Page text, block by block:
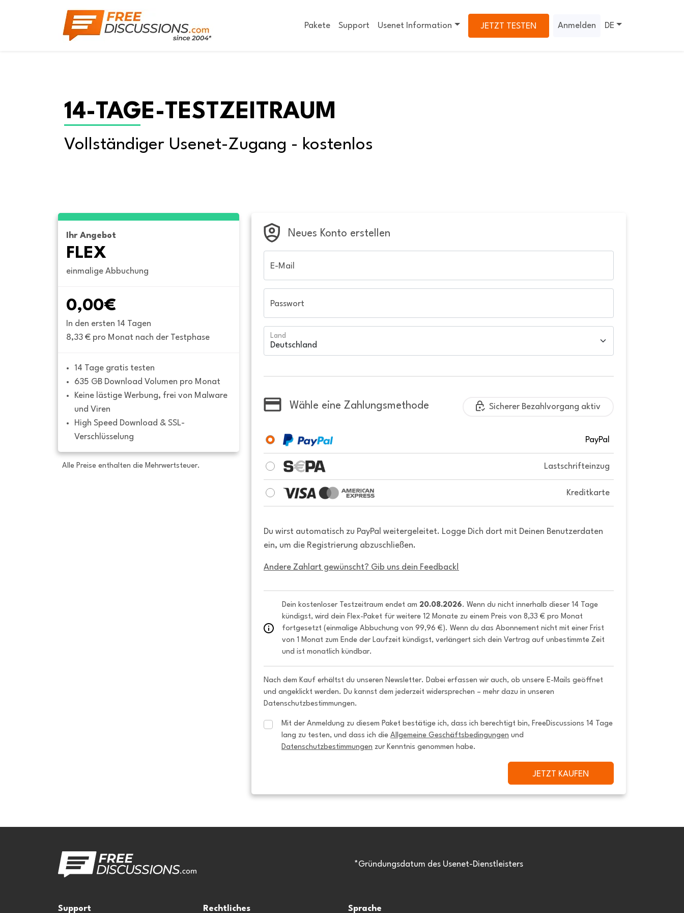
Pakete Support Usenet Information JETZT TESTEN Anmelden DE
14-TAGE-TESTZEITRAUM
Vollständiger Usenet-Zugang - kostenlos
Ihr Angebot
FLEX
einmalige Abbuchung
0,00€
In den ersten 14 Tagen
8,33 € pro Monat nach der Testphase
14 Tage gratis testen
635 GB Download Volumen pro Monat
Keine lästige Werbung, frei von Malware
und Viren
High Speed Download & SSL-
Verschlüsselung
Alle Preise enthalten die Mehrwertsteuer.
Neues Konto erstellen
E-Mail
Passwort
Land
Wähle eine Zahlungsmethode Sicherer Bezahlvorgang aktiv
PayPal
Lastschrifteinzug
Kreditkarte
Du wirst automatisch zu PayPal weitergeleitet. Logge Dich dort mit Deinen Benutzerdaten
ein, um die Registrierung abzuschließen.
Andere Zahlart gewünscht? Gib uns dein Feedback!
Dein kostenloser Testzeitraum endet am 20.08.2026. Wenn du nicht innerhalb dieser 14 Tage
kündigst, wird dein Flex-Paket für weitere 12 Monate zu einem Preis von 8,33 € pro Monat
fortgesetzt (einmalige Abbuchung von 99,96 €). Wenn du das Abonnement nicht mit einer Frist
von 1 Monat zum Ende der Laufzeit kündigst, verlängert sich dein Vertrag auf unbestimmte Zeit
und ist monatlich kündbar.
Nach dem Kauf erhältst du unseren Newsletter. Dabei erfassen wir auch, ob unsere E-Mails geöffnet
und angeklickt werden. Du kannst dem jederzeit widersprechen – mehr dazu in unseren
Datenschutzbestimmungen.
Mit der Anmeldung zu diesem Paket bestätige ich, dass ich berechtigt bin, FreeDiscussions 14 Tage
lang zu testen, und dass ich die Allgemeine Geschäftsbedingungen
Datenschutzbestimmungen zur Kenntnis genommen habe.
JETZT KAUFEN
*Gründungsdatum des Usenet-Dienstleisters
Support Rechtliches Sprache